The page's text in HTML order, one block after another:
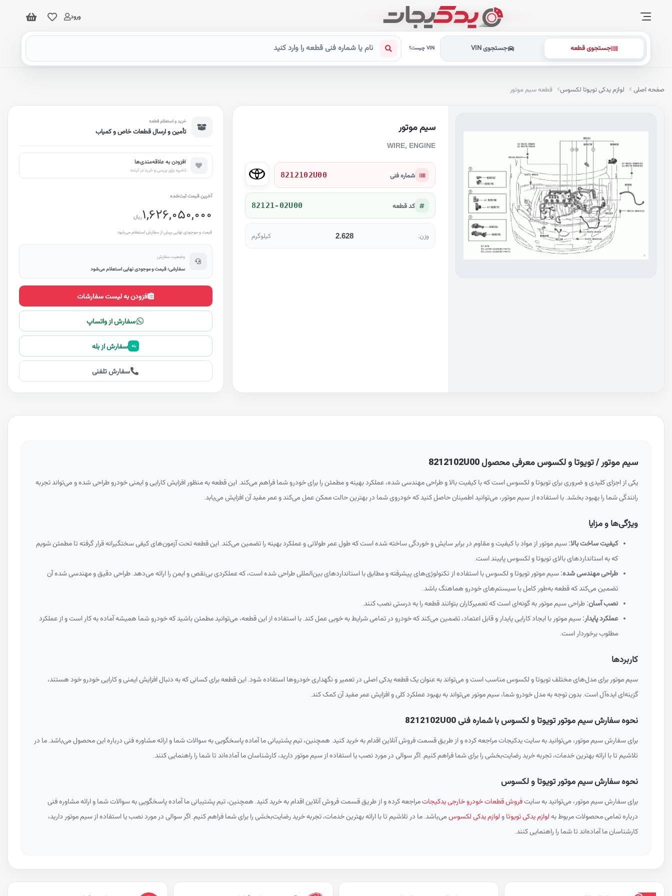
ورود
جستجوی قطعه جستجوی VIN VIN چیست؟
صفحه اصلی لوازم یدکی تویوتا لکسوس قطعه سیم موتور
سیم موتور
WIRE, ENGINE
شماره فنی 8212102U00
کد قطعه 82121-02U00
وزن: 2.628 کیلوگرم
خرید و استعلام قطعه
تأمین و ارسال قطعات خاص و کمیاب
افزودن به علاقه‌مندی‌ها
ذخیره برای بررسی و خرید در آینده
آخرین قیمت ثبت‌شده
1,626,050,000ریال
قیمت و موجودی نهایی پیش از سفارش استعلام می‌شود.
وضعیت سفارش
سفارشی؛ قیمت و موجودی نهایی استعلام می‌شود
افزودن به لیست سفارشات
سفارش از واتساپ
بله سفارش از بله
سفارش تلفنی
سیم موتور / تویوتا و لکسوس معرفی محصول 8212102U00
یکی از اجزای کلیدی و ضروری برای تویوتا و لکسوس است که با کیفیت بالا و طراحی مهندسی شده، عملکرد بهینه و مطمئن را برای خودرو شما فراهم می‌کند. این قطعه به منظور افزایش کارایی و ایمنی خودرو طراحی شده و می‌تواند تجربه
رانندگی شما را بهبود بخشد. با استفاده از سیم موتور، می‌توانید اطمینان حاصل کنید که خودروی شما در بهترین حالت ممکن عمل می‌کند و عمر مفید آن افزایش می‌یابد.
ویژگی‌ها و مزایا
کیفیت ساخت بالا: سیم موتور از مواد با کیفیت و مقاوم در برابر سایش و خوردگی ساخته شده است که طول عمر طولانی و عملکرد بهینه را تضمین می‌کند. این قطعه تحت آزمون‌های کیفی سختگیرانه قرار گرفته تا مطمئن شویم
که به استانداردهای بالای تویوتا و لکسوس پایبند است.
طراحی مهندسی شده: سیم موتور تویوتا و لکسوس با استفاده از تکنولوژی‌های پیشرفته و مطابق با استانداردهای بین‌المللی طراحی شده است، که عملکردی بی‌نقص و ایمن را ارائه می‌دهد. طراحی دقیق و مهندسی شده آن
تضمین می‌کند که قطعه به‌طور کامل با سیستم‌های خودرو هماهنگ باشد.
نصب آسان: طراحی سیم موتور به گونه‌ای است که تعمیرکاران بتوانند قطعه را به درستی نصب کنند.
عملکرد پایدار: سیم موتور با ایجاد کارایی پایدار و قابل اعتماد، تضمین می‌کند که خودرو در تمامی شرایط به خوبی عمل کند. با استفاده از این قطعه، می‌توانید مطمئن باشید که خودرو شما همیشه آماده به کار است و از عملکرد
مطلوب برخوردار است.
کاربردها
سیم موتور برای مدل‌های مختلف تویوتا و لکسوس مناسب است و می‌تواند به عنوان یک قطعه یدکی اصلی در تعمیر و نگهداری خودروها استفاده شود. این قطعه برای کسانی که به دنبال افزایش ایمنی و کارایی خودرو خود هستند،
گزینه‌ای ایده‌آل است. بدون توجه به مدل خودرو شما، سیم موتور می‌تواند به بهبود عملکرد کلی و افزایش عمر مفید آن کمک کند.
نحوه سفارش سیم موتور تویوتا و لکسوس با شماره فنی 8212102U00
برای سفارش سیم موتور، می‌توانید به سایت یدکیجات مراجعه کرده و از طریق قسمت فروش آنلاین اقدام به خرید کنید. همچنین، تیم پشتیبانی ما آماده پاسخگویی به سوالات شما و ارائه مشاوره فنی درباره این محصول می‌باشد. ما در
تلاشیم تا با ارائه بهترین خدمات، تجربه خرید رضایت‌بخشی را برای شما فراهم کنیم. اگر سوالی در مورد نصب یا استفاده از سیم موتور دارید، کارشناسان ما آماده‌اند تا شما را راهنمایی کنند.
نحوه سفارش سیم موتور تویوتا و لکسوس
برای سفارش سیم موتور، می‌توانید به سایتفروش قطعات خودرو خارجی یدکیجاتمراجعه کرده و از طریق قسمت فروش آنلاین اقدام به خرید کنید. همچنین، تیم پشتیبانی ما آماده پاسخگویی به سوالات شما و ارائه مشاوره فنی
درباره تمامی محصولات مربوط به لوازم یدکی تویوتا و لوازم یدکی لکسوس می‌باشد. ما در تلاشیم تا با ارائه بهترین خدمات، تجربه خرید رضایت‌بخشی را برای شما فراهم کنیم. اگر سوالی در مورد نصب یا استفاده از سیم موتور دارید،
کارشناسان ما آماده‌اند تا شما را راهنمایی کنند.